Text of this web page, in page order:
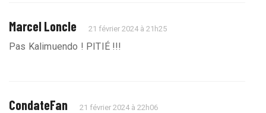
Marcel Loncle 21 février 2024 à 21h25
Pas Kalimuendo ! PITIÉ !!!
CondateFan 21 février 2024 à 22h06